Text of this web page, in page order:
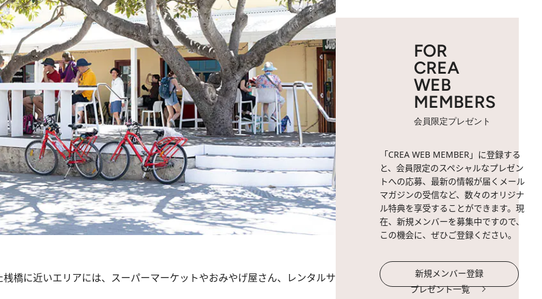
橋に近いエリアには、スーパーマーケットやおみやげ屋さん、レンタルサ
FOR
CREA
WEB
MEMBERS
会員限定プレゼント
「CREA WEB MEMBER」に登録する
と、会員限定のスペシャルなプレゼン
トへの応募、最新の情報が届くメール
マガジンの受信など、数々のオリジナ
ル特典を享受することができます。現
在、新規メンバーを募集中ですので、
この機会に、ぜひご登録ください。
新規メンバー登録
プレゼント一覧